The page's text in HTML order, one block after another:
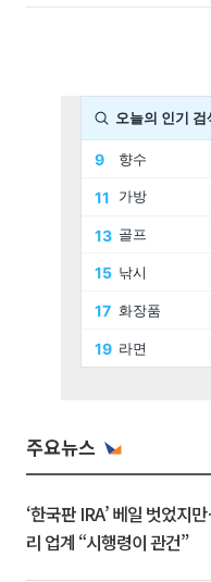
주요뉴스
‘한국판 IRA’ 베일 벗었지
리 업계 “시행령이 관건”